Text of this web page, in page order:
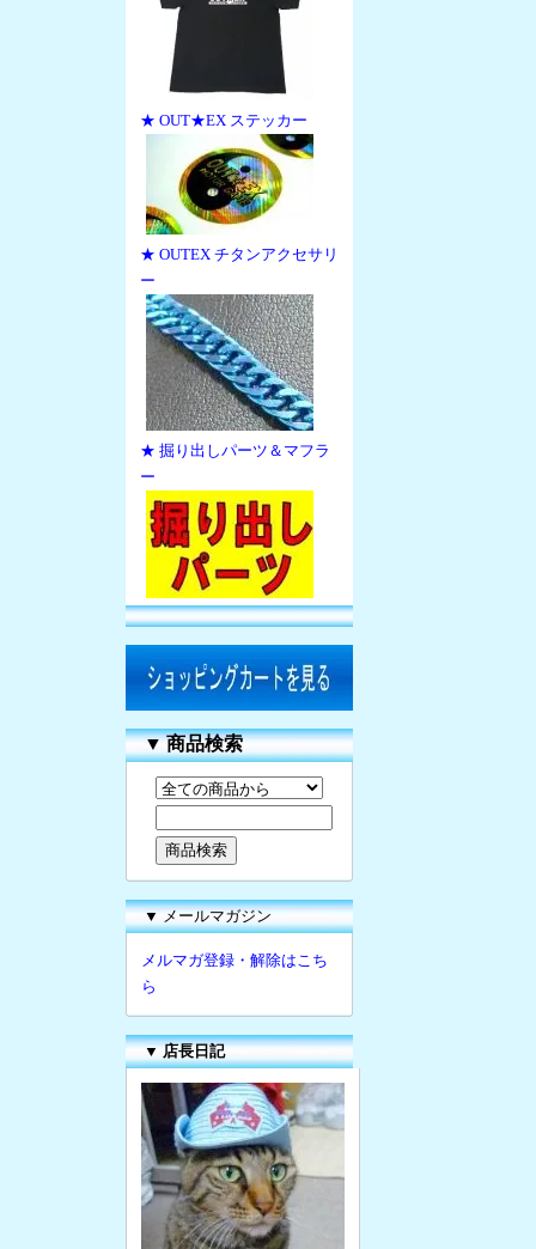
★ OUT★EX ステッカー
★ OUTEX チタンアクセサリ
ー
★ 掘り出しパーツ＆マフラ
ー
▼商品検索
▼ メールマガジン
メルマガ登録・解除はこち
ら
▼ 店長日記